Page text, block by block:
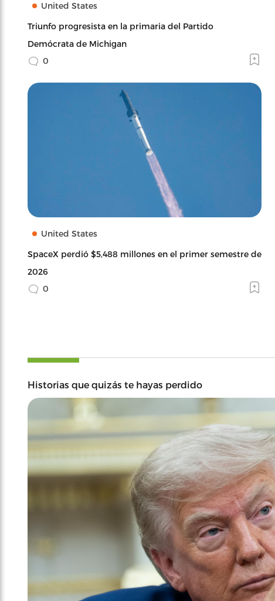
United States
Triunfo progresista en la primaria del Partido
Demócrata de Michigan
0
United States
SpaceX perdió $5,488 millones en el primer semestre de
2026
0
Historias que quizás te hayas perdido